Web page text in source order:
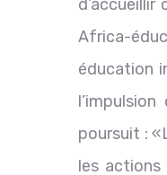
Africa-
éducation
poursuit :
les actions